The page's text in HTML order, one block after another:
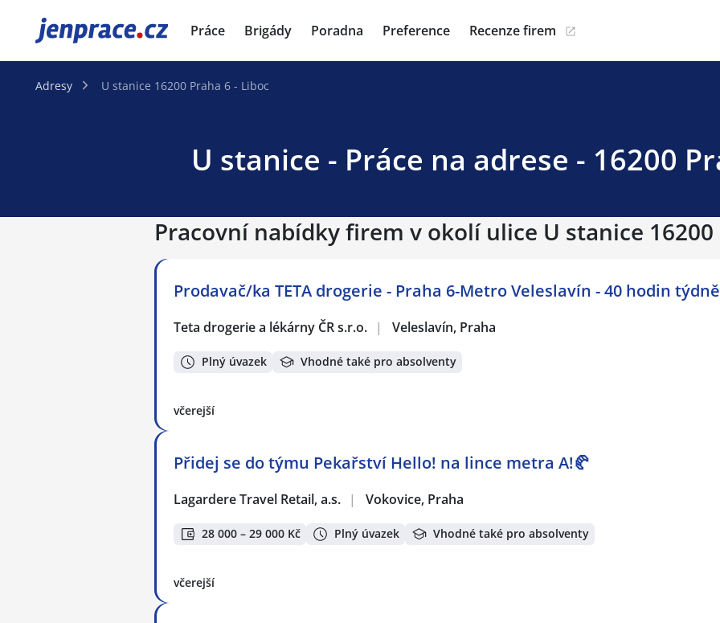
JenPráce.cz Práce Brigády Poradna Preference Recenze firem
Adresy U stanice 16200 Praha 6 - Liboc
U stanice - Práce na adrese - 16200
Pracovní nabídky firem v okolí ulice U stanice 16200
Prodavač/ka TETA drogerie - Praha 6-Metro Veleslavín - 40 hodin týdně
Teta drogerie a lékárny ČR s.r.o. | Veleslavín, Praha
Plný úvazek Vhodné také pro absolventy
včerejší
Přidej se do týmu Pekařství Hello! na lince metra A!🥐
Lagardere Travel Retail, a.s. | Vokovice, Praha
28 000 – 29 000 Kč Plný úvazek Vhodné také pro absolventy
včerejší